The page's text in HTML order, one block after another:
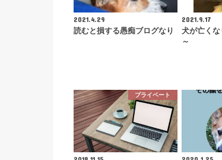
2021.4.29
読むと損する愚痴ブログなり
2021.9.17
犬が亡く
～
プライベート